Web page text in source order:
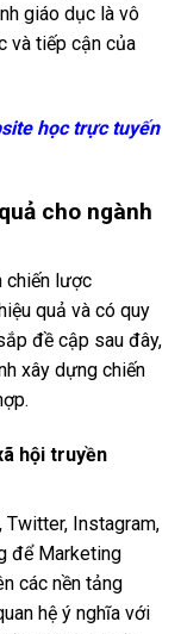
giáo dục là vô
và tiếp cận của
học trực tuyến
cho ngành
chiến lược
quả và có quy
đề cập sau đây,
xây dựng chiến
hội truyền
Twitter, Instagram,
để Marketing
các nền tảng
hệ ý nghĩa với